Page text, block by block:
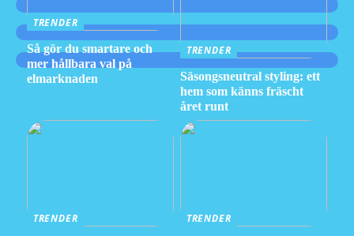
TRENDER
Så gör du smartare och
mer hållbara val på
elmarknaden
TRENDER
Säsongsneutral styling: ett
hem som känns fräscht
året runt
TRENDER
TRENDER